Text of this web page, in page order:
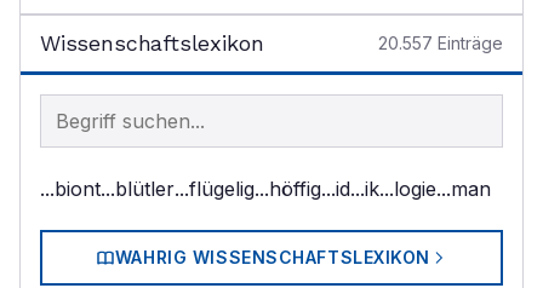
Wissenschaftslexikon 20.557 Einträge
Begriff im Lexikon suchen
...biont...blütler...flügelig...höffig...id...ik...logie...man
WAHRIG WISSENSCHAFTSLEXIKON